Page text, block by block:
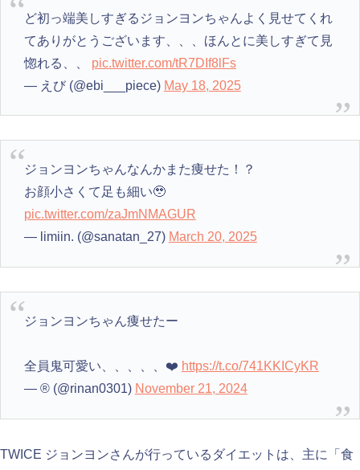
ど初っ端美しすぎるジョンヨンちゃんよく見せてくれ
てありがとうございます、、、ほんとに美しすぎて見
惚れる、、 pic.twitter.com/tR7DIf8lFs
— えび (@ebi___piece) May 18, 2025
ジョンヨンちゃんなんかまた痩せた！？
お顔小さくて足も細い🥹
pic.twitter.com/zaJmNMAGUR
— limiin. (@sanatan_27) March 20, 2025
ジョンヨンちゃん痩せたー
全員鬼可愛い、、、、、❤️ https://t.co/741KKICyKR
— ®️ (@rinan0301) November 21, 2024
TWICE ジョンヨンさんが行っているダイエットは、主に「食